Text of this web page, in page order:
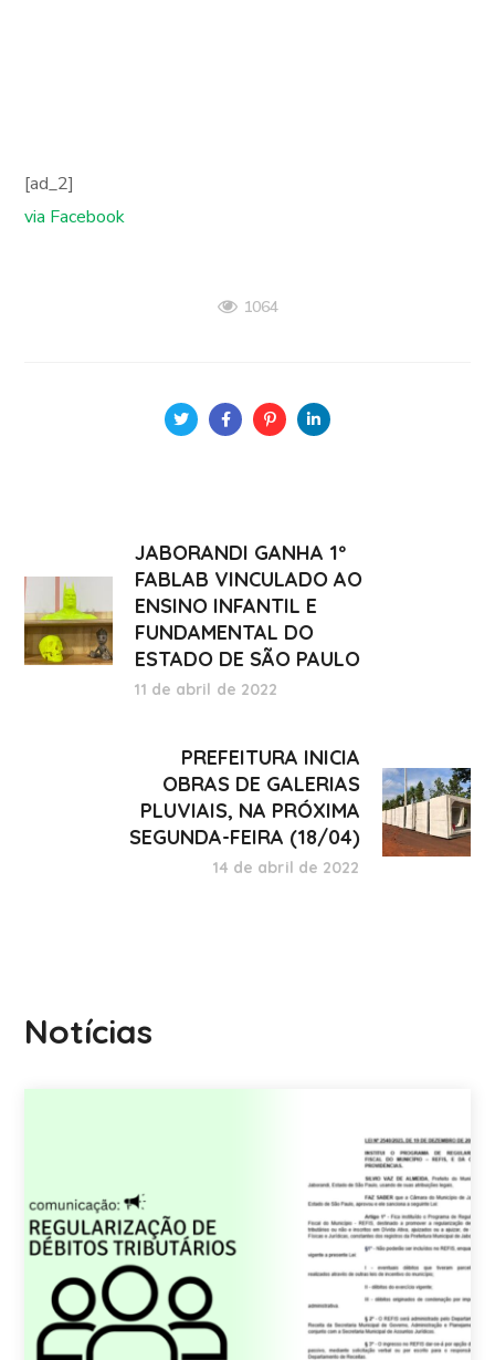
[ad_2]
via Facebook
1064
JABORANDI GANHA 1º
FABLAB VINCULADO AO
ENSINO INFANTIL E
FUNDAMENTAL DO
ESTADO DE SÃO PAULO
11 de abril de 2022
PREFEITURA INICIA
OBRAS DE GALERIAS
PLUVIAIS, NA PRÓXIMA
SEGUNDA-FEIRA (18/04)
14 de abril de 2022
Notícias